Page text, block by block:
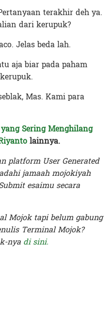
terakhir deh ya.
dari kerupuk?
Jelas beda lah.
aja biar pada paham
Mas. Kami para
Sering Menghilang
lainnya.
platform User Generated
jamaah mojokiyah
esaimu secara
Mojok tapi belum gabung
Terminal Mojok?
nya di sini.